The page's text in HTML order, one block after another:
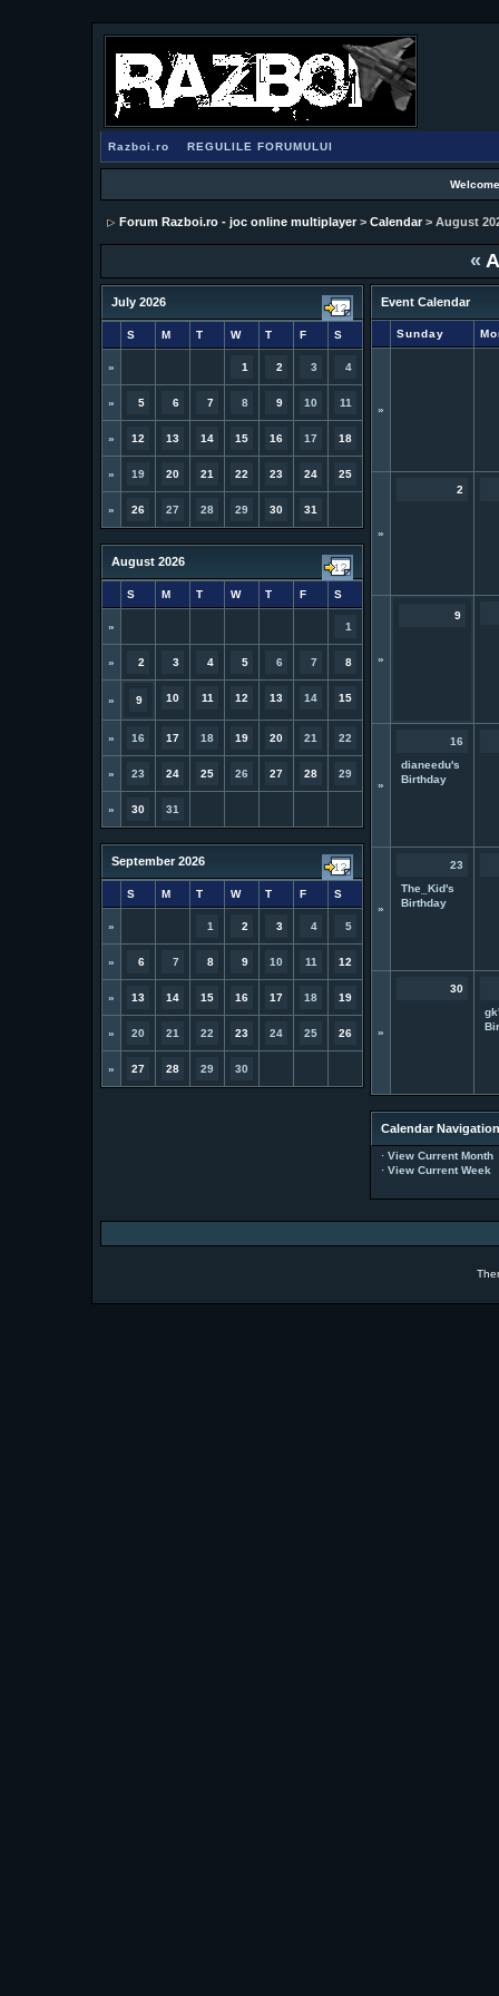
Razboi.ro REGULILE FORUMULUI
Forum Razboi.ro - joc online multiplayer> Calendar> August
«
July 2026
S M T W T F S
» 1 2 3 4
» 5 6 7 8 9 10 11
» 12 13 14 15 16 17 18
» 19 20 21 22 23 24 25
» 26 27 28 29 30 31
August 2026
S M T W T F S
» 1
» 2 3 4 5 6 7 8
» 9 10 11 12 13 14 15
» 16 17 18 19 20 21 22
» 23 24 25 26 27 28 29
» 30 31
September 2026
S M T W T F S
» 1 2 3 4 5
» 6 7 8 9 10 11 12
» 13 14 15 16 17 18 19
» 20 21 22 23 24 25 26
» 27 28 29 30
Event Calendar
Sunday
»
»
2
»
9
»
16
dianeedu's
Birthday
»
23
The_Kid's
Birthday
»
30
Calendar Navigation
· View Current Month
· View Current Week